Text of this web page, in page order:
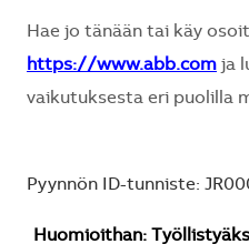
Hae jo tänään tai käy
https://www.abb.com ja
vaikutuksesta eri puolilla
Pyynnön ID-tunniste:
Huomioithan: